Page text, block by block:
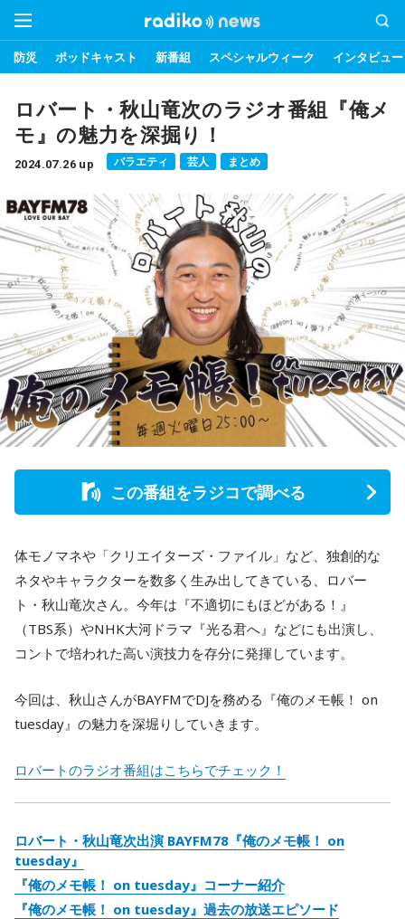
防災 ポッドキャスト 新番組 スペシャルウィーク インタビュー
ロバート・秋山竜次のラジオ番組『俺メ
モ』の魅力を深掘り！
2024.07.26 up バラエティ 芸人 まとめ
この番組をラジコで調べる
体モノマネや「クリエイターズ・ファイル」など、独創的な
ネタやキャラクターを数多く生み出してきている、ロバー
ト・秋山竜次さん。今年は『不適切にもほどがある！』
（TBS系）やNHK大河ドラマ『光る君へ』などにも出演し、
コントで培われた高い演技力を存分に発揮しています。
今回は、秋山さんがBAYFMでDJを務める『俺のメモ帳！ on
tuesday』の魅力を深堀りしていきます。
ロバートのラジオ番組はこちらでチェック！
ロバート・秋山竜次出演 BAYFM78『俺のメモ帳！ on
tuesday』
『俺のメモ帳！ on tuesday』コーナー紹介
『俺のメモ帳！ on tuesday』過去の放送エピソード